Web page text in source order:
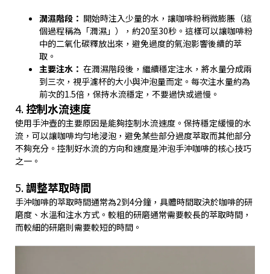
潤濕階段： 開始時注入少量的水，讓咖啡粉稍微膨脹（這
個過程稱為「潤濕」），約20至30秒。這樣可以讓咖啡粉
中的二氧化碳釋放出來，避免過度的氣泡影響後續的萃
取。
主要注水： 在潤濕階段後，繼續穩定注水，將水量分成兩
到三次，視乎濾杯的大小與沖泡量而定。每次注水量約為
前次的1.5倍，保持水流穩定，不要過快或過慢。
4.控制水流速度
使用手沖壺的主要原因是能夠控制水流速度。保持穩定緩慢的水
流，可以讓咖啡均勻地浸泡，避免某些部分過度萃取而其他部分
不夠充分。控制好水流的方向和速度是沖泡手沖咖啡的核心技巧
之一。
5.調整萃取時間
手沖咖啡的萃取時間通常為2到4分鐘，具體時間取決於咖啡的研
磨度、水溫和注水方式。較粗的研磨通常需要較長的萃取時間，
而較細的研磨則需要較短的時間。